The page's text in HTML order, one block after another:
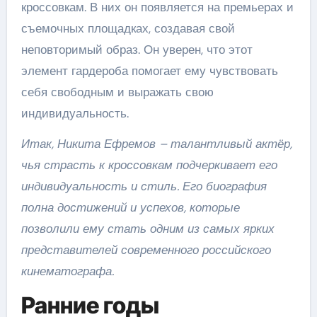
кроссовкам. В них он появляется на премьерах и
съемочных площадках, создавая свой
неповторимый образ. Он уверен, что этот
элемент гардероба помогает ему чувствовать
себя свободным и выражать свою
индивидуальность.
Итак, Никита Ефремов – талантливый актёр,
чья страсть к кроссовкам подчеркивает его
индивидуальность и стиль. Его биография
полна достижений и успехов, которые
позволили ему стать одним из самых ярких
представителей современного российского
кинематографа.
Ранние годы